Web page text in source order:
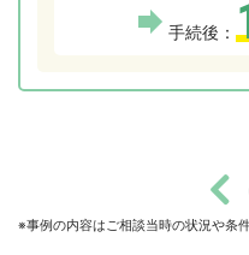
相談時：約

※事例の内容はご相談当時の状況や条